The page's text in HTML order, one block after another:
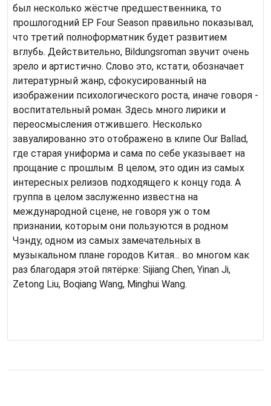
был несколько жёстче предшественника, то
прошлогодний EP Four Season правильно показывал,
что третий полноформатник будет развитием
вглубь. Действительно, Bildungsroman звучит очень
зрело и артистично. Слово это, кстати, обозначает
литературный жанр, сфокусированный на
изображении психологического роста, иначе говоря -
воспитательный роман. Здесь много лирики и
переосмысления отжившего. Несколько
завуалированно это отображено в клипе Our Ballad,
где старая униформа и сама по себе указывает на
прощание с прошлым. В целом, это один из самых
интересных релизов подходящего к концу года. А
группа в целом заслуженно известна на
международной сцене, не говоря уж о том
признании, которым они пользуются в родном
Чэнду, одном из самых замечательных в
музыкальном плане городов Китая... во многом как
раз благодаря этой пятёрке: Sijiang Chen, Yinan Ji,
Zetong Liu, Boqiang Wang, Minghui Wang.